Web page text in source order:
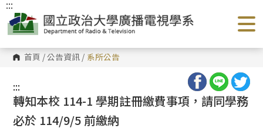
跳
到
主
要
內
容
區 首頁 /公告資訊 / 系所公告
:::
:::
轉知本校 114-1 學期註冊繳費事項，請同學務
必於 114/9/5 前繳納